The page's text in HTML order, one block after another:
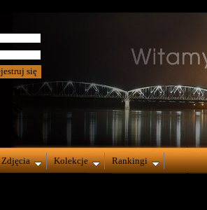
Zdjęcia Kolekcje Rankingi